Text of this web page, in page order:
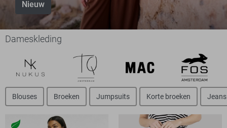
Nieuw
Dameskleding
Blouses Broeken Jumpsuits Korte broeken Jeans